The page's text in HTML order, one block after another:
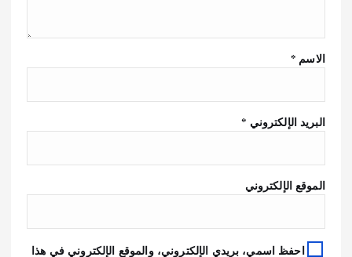
الاسم *
البريد الإلكتروني *
الموقع الإلكتروني
احفظ اسمي، بريدي الإلكتروني، والموقع الإلكتروني في هذا